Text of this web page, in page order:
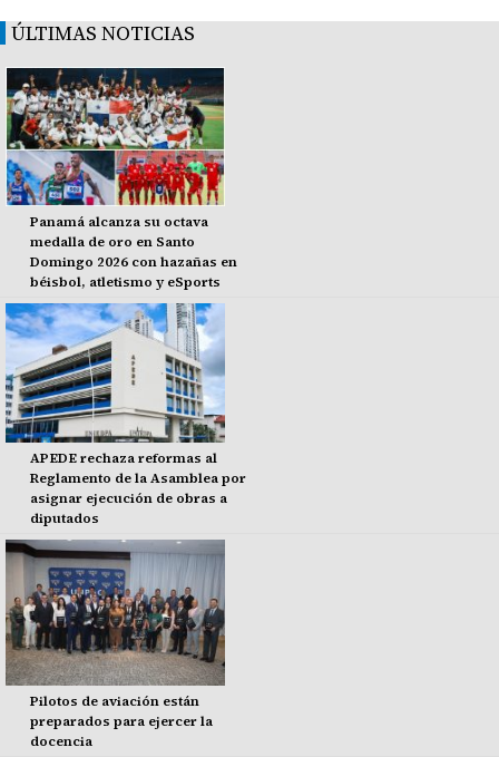
ÚLTIMAS NOTICIAS
Panamá alcanza su octava
medalla de oro en Santo
Domingo 2026 con hazañas en
béisbol, atletismo y eSports
APEDE rechaza reformas al
Reglamento de la Asamblea por
asignar ejecución de obras a
diputados
Pilotos de aviación están
preparados para ejercer la
docencia